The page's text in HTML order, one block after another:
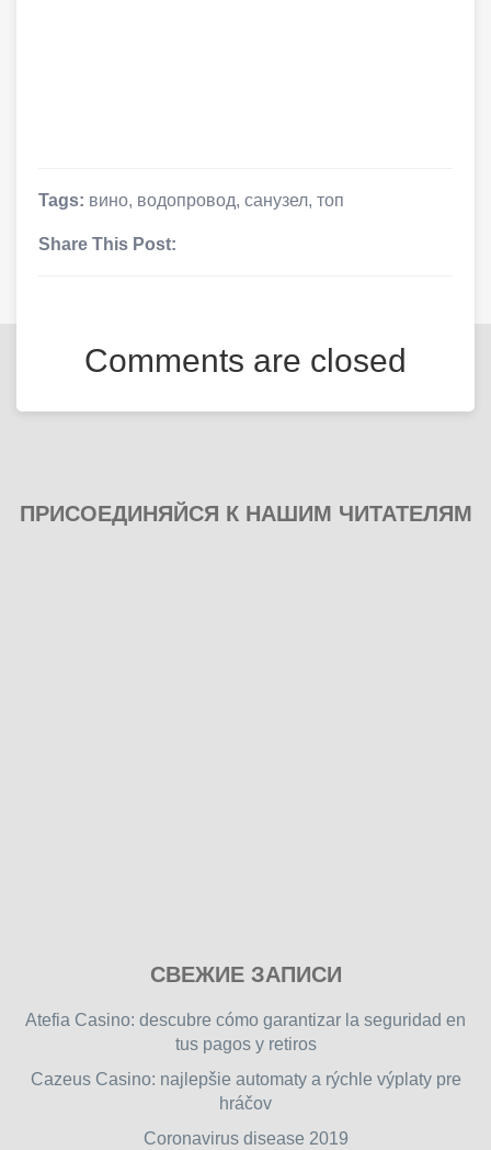
Tags: вино, водопровод, санузел, топ
Share This Post:
Comments are closed
ПРИСОЕДИНЯЙСЯ К НАШИМ ЧИТАТЕЛЯМ
free
games
СВЕЖИЕ ЗАПИСИ
Atefia Casino: descubre cómo garantizar la seguridad en
tus pagos y retiros
Cazeus Casino: najlepšie automaty a rýchle výplaty pre
hráčov
Coronavirus disease 2019